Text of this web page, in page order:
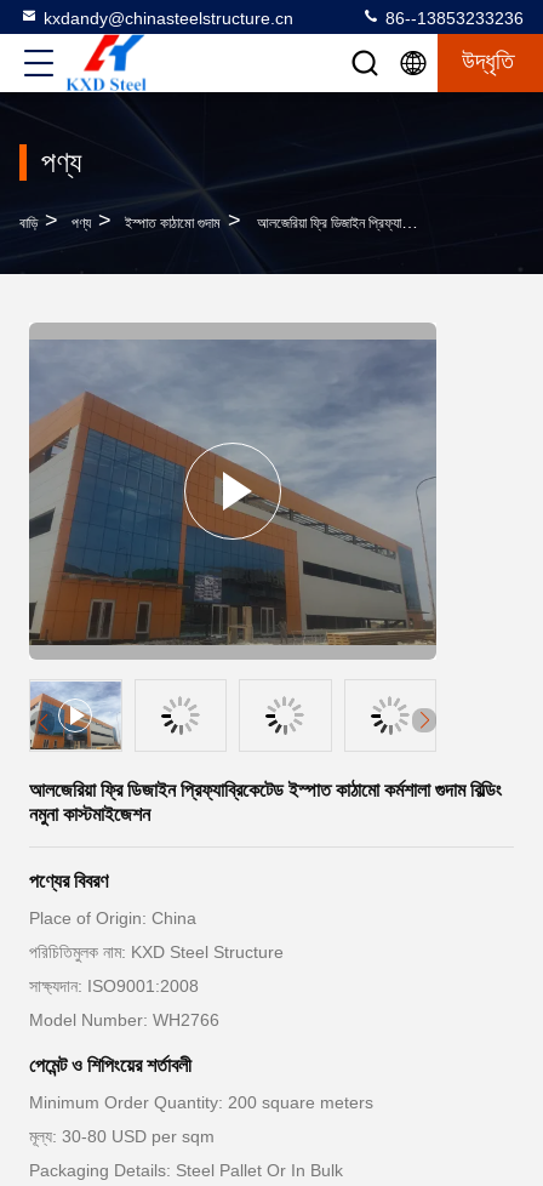
kxdandy@chinasteelstructure.cn 86--13853233236
উদ্ধৃতি
পণ্য
বাড়ি > পণ্য > ইস্পাত কাঠামো গুদাম > আলজেরিয়া ফ্রি ডিজাইন প্রিফ্যাব্রিকেটেড ইস্পাত কাঠামো কর্মশালা গুদাম বিল্ডিং নমুনা কাস্টমাইজেশন
আলজেরিয়া ফ্রি ডিজাইন প্রিফ্যাব্রিকেটেড ইস্পাত কাঠামো কর্মশালা গুদাম বিল্ডিং
নমুনা কাস্টমাইজেশন
পণ্যের বিবরণ
Place of Origin: China
পরিচিতিমুলক নাম: KXD Steel Structure
সাক্ষ্যদান: ISO9001:2008
Model Number: WH2766
পেমেন্ট ও শিপিংয়ের শর্তাবলী
Minimum Order Quantity: 200 square meters
মূল্য: 30-80 USD per sqm
Packaging Details: Steel Pallet Or In Bulk